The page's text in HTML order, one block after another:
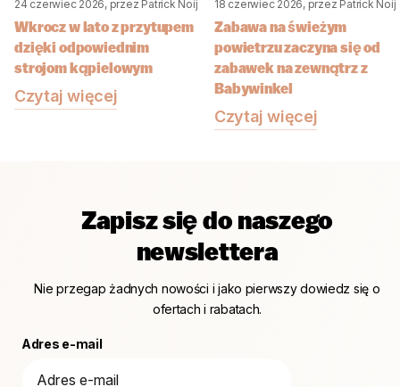
24 czerwiec 2026, przez Patrick Noij
Wkrocz w lato z przytupem
dzięki odpowiednim
strojom kąpielowym
Czytaj więcej
18 czerwiec 2026, przez Patrick Noij
Zabawa na świeżym
powietrzu zaczyna się od
zabawek na zewnątrz z
Babywinkel
Czytaj więcej
Zapisz się do naszego
newslettera
Nie przegap żadnych nowości i jako pierwszy dowiedz się o
ofertach i rabatach.
Adres e-mail